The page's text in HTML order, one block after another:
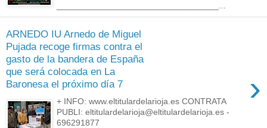
ARNEDO IU Arnedo de Miguel
Pujada recoge firmas contra el
gasto de la bandera de España
que será colocada en La
Baronesa el próximo día 7
›
+ INFO: www.eltitulardelarioja.es CONTRATA
PUBLI: eltitulardelarioja@eltitulardelarioja.es -
696291877